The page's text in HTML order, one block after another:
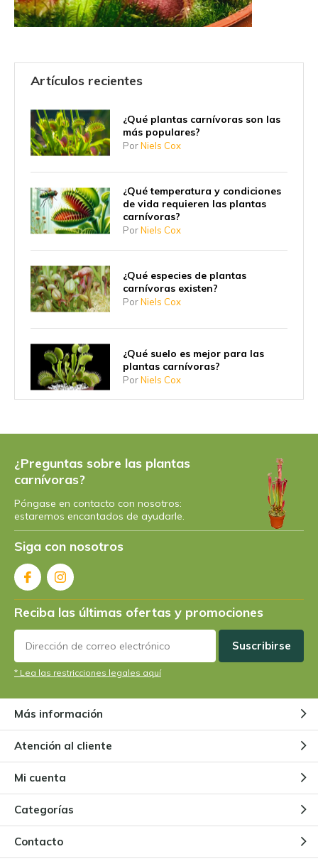
Artículos recientes
¿Qué plantas carnívoras son las
más populares?
PorNiels Cox
¿Qué temperatura y condiciones
de vida requieren las plantas
carnívoras?
PorNiels Cox
¿Qué especies de plantas
carnívoras existen?
PorNiels Cox
¿Qué suelo es mejor para las
plantas carnívoras?
PorNiels Cox
plantas carnívoras de forma
PorNiels
Todo sobre la planta de jarra
Nepenthes
Pinguicula
PorNiels Cox
¿Puede una planta carnívora
prescindir de los insectos?
¿Preguntas sobre las plantas
carnívoras?
Póngase en contacto con nosotros:
estaremos encantados de ayudarle.
Siga con nosotros
Reciba las últimas ofertas y promociones
Suscribirse
* Lea las restricciones legales aquí
Más información
Atención al cliente
Mi cuenta
Categorías
Contacto